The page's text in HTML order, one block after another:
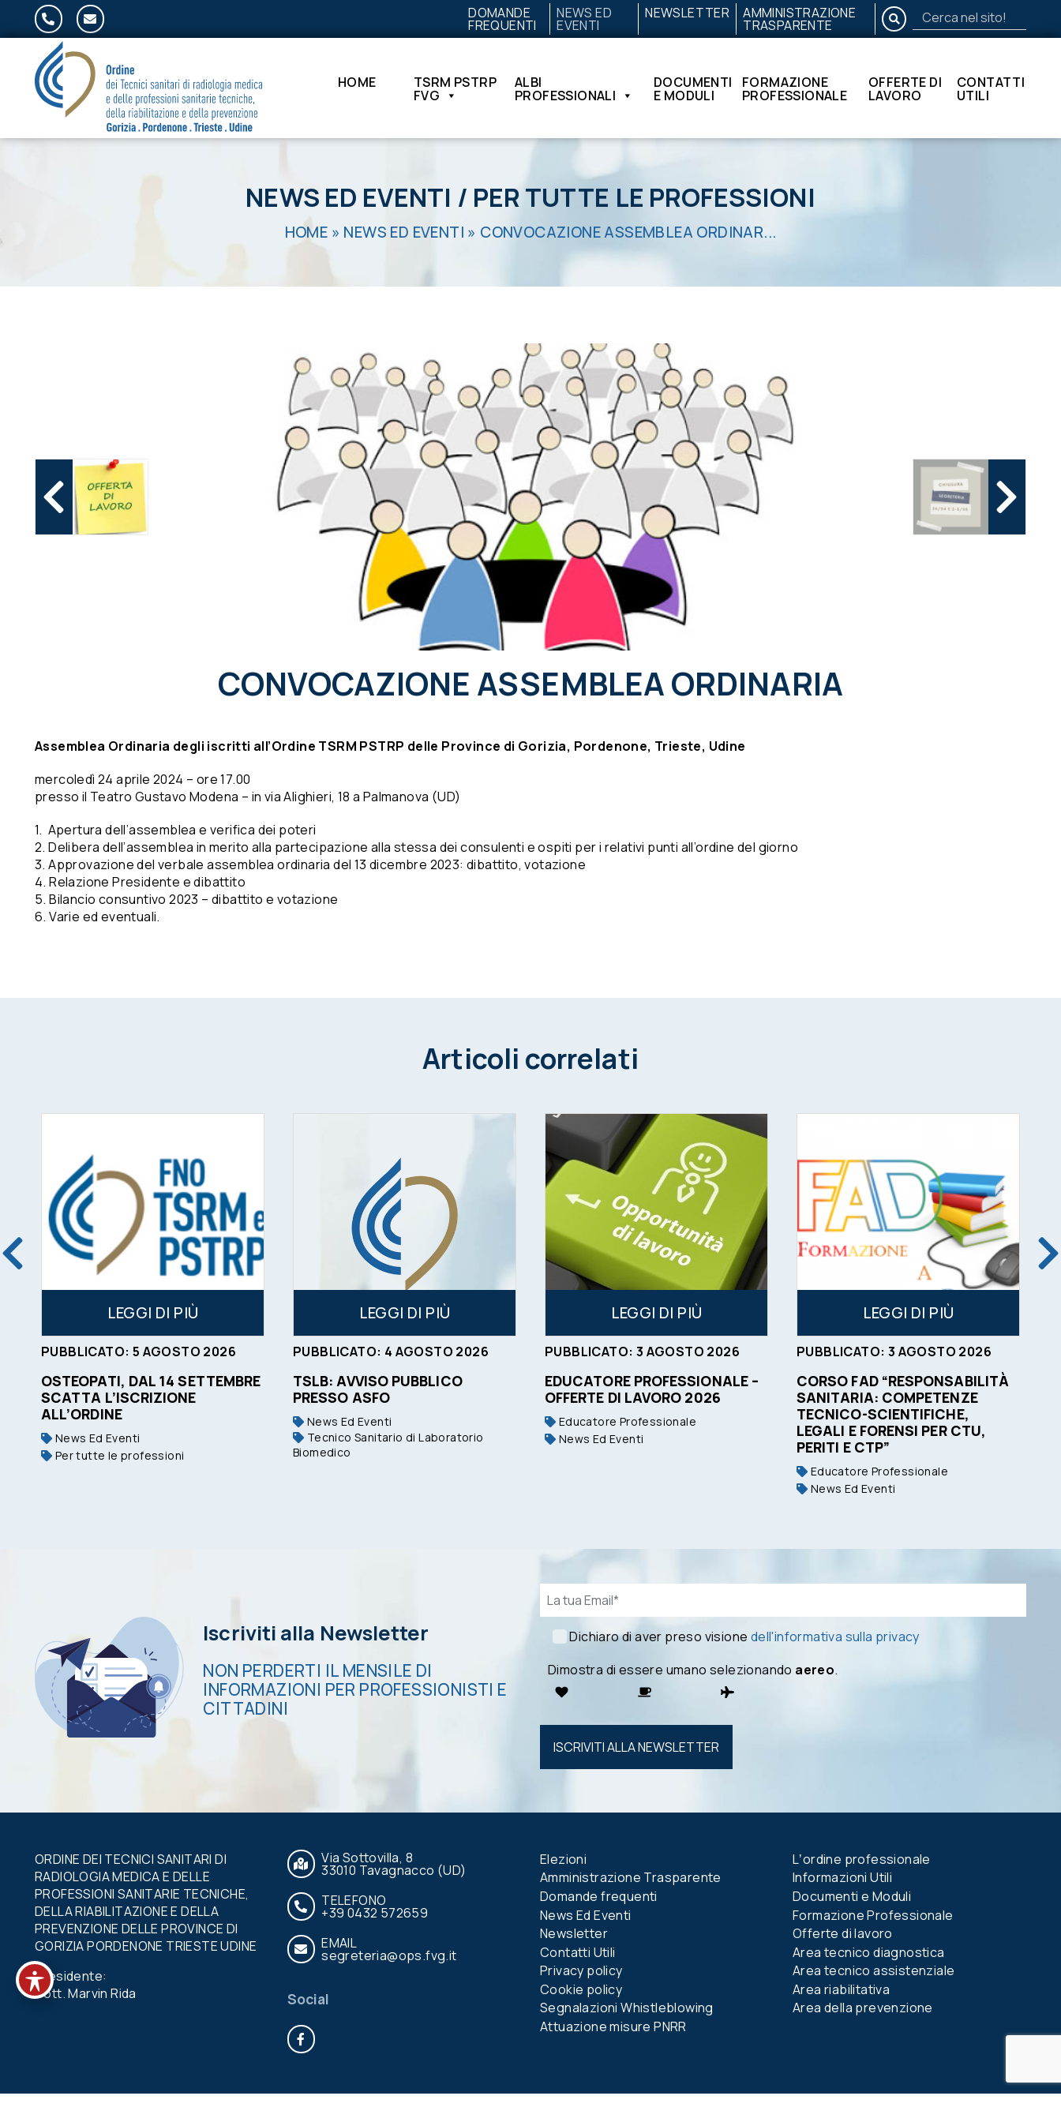
Salta al contenuto DOMANDE
FREQUENTI
NEWS ED
EVENTI
NEWSLETTER AMMINISTRAZIONE
TRASPARENTE
Cerca
HOME TSRM PSTRP
FVG
ALBI
PROFESSIONALI
DOCUMENTI
E MODULI
FORMAZIONE
PROFESSIONALE
OFFERTE DI
LAVORO
CONTATTI
UTILI
NEWS ED EVENTI / PER TUTTE LE PROFESSIONI
HOME » NEWS ED EVENTI » CONVOCAZIONE ASSEMBLEA ORDINAR...
CONVOCAZIONE ASSEMBLEA ORDINARIA
Assemblea Ordinaria degli iscritti all’Ordine TSRM PSTRP delle Province di Gorizia, Pordenone, Trieste, Udine
mercoledì 24 aprile 2024 – ore 17.00
presso il Teatro Gustavo Modena – in via Alighieri, 18 a Palmanova (UD)
1. Apertura dell’assemblea e verifica dei poteri
2. Delibera dell’assemblea in merito alla partecipazione alla stessa dei consulenti e ospiti per i relativi punti all’ordine del giorno
3. Approvazione del verbale assemblea ordinaria del 13 dicembre 2023: dibattito, votazione
4. Relazione Presidente e dibattito
5. Bilancio consuntivo 2023 – dibattito e votazione
6. Varie ed eventuali.
Articoli correlati
LEGGI DI PIÙ
PUBBLICATO: 5 AGOSTO 2026
OSTEOPATI, DAL 14 SETTEMBRE
SCATTA L’ISCRIZIONE
ALL’ORDINE
News Ed Eventi
Per tutte le professioni
LEGGI DI PIÙ
PUBBLICATO: 4 AGOSTO 2026
TSLB: AVVISO PUBBLICO
PRESSO ASFO
News Ed Eventi
Tecnico Sanitario di Laboratorio
Biomedico
LEGGI DI PIÙ
PUBBLICATO: 3 AGOSTO 2026
EDUCATORE PROFESSIONALE –
OFFERTE DI LAVORO 2026
Educatore Professionale
News Ed Eventi
LEGGI DI PIÙ
PUBBLICATO: 3 AGOSTO 2026
CORSO FAD “RESPONSABILITÀ
SANITARIA: COMPETENZE
TECNICO-SCIENTIFICHE,
LEGALI E FORENSI PER CTU,
PERITI E CTP”
Educatore Professionale
News Ed Eventi
Iscriviti alla Newsletter
NON PERDERTI IL MENSILE DI
INFORMAZIONI PER PROFESSIONISTI E
CITTADINI
Email*
Dichiaro di aver preso visione dell'informativa sulla privacy
Dimostra di essere umano selezionando aereo.
Si prega di
lasciare
ORDINE DEI TECNICI SANITARI DI
RADIOLOGIA MEDICA E DELLE
PROFESSIONI SANITARIE TECNICHE,
DELLA RIABILITAZIONE E DELLA
PREVENZIONE DELLE PROVINCE DI
GORIZIA PORDENONE TRIESTE UDINE
Presidente:
Dott. Marvin Rida
Via Sottovilla, 8
33010 Tavagnacco (UD)
TELEFONO
+39 0432 572659
EMAIL
segreteria@ops.fvg.it
Social
Elezioni
Amministrazione Trasparente
Domande frequenti
News Ed Eventi
Newsletter
Contatti Utili
Privacy policy
Cookie policy
Segnalazioni Whistleblowing
Attuazione misure PNRR
Lʼordine professionale
Informazioni Utili
Documenti e Moduli
Formazione Professionale
Offerte di lavoro
Area tecnico diagnostica
Area tecnico assistenziale
Area riabilitativa
Area della prevenzione